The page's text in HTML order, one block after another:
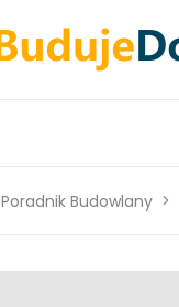
Poradnik Budowlany